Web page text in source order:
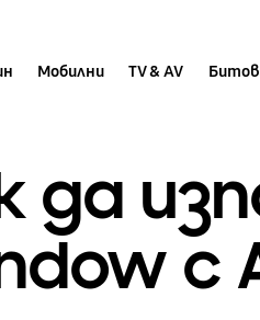
Мобилни TV & AV
да
с